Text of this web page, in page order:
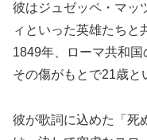
彼はジュゼッペ・マッ
ィといった英雄たちと
1849年、ローマ共和国
その傷がもとで21歳と
彼が歌詞に込めた「死